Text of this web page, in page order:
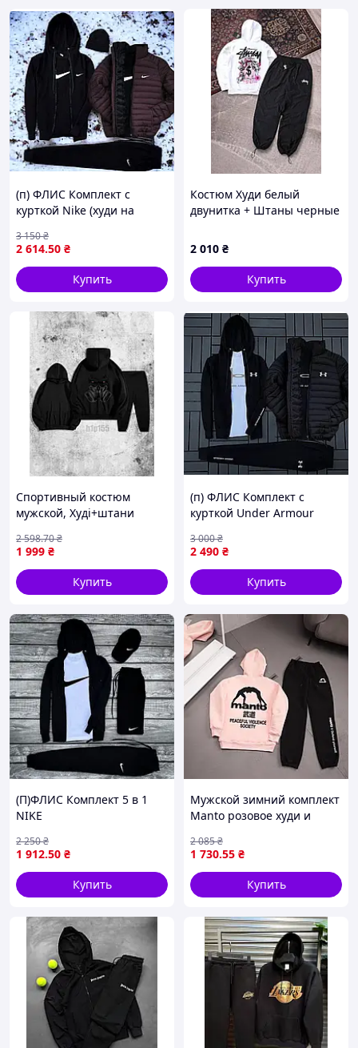
(п) ФЛИС Комплект с
курткой Nike (худи на
2 614.50 ₴
3 150₴
Купить
Костюм Худи белый
двунитка + Штаны черные
STUSSY MONEY
2 010 ₴
Купить
Спортивный костюм
мужской, Худі+штани
1 999 ₴
2 598.70₴
Купить
(п) ФЛИС Комплект с
курткой Under Armour
2 490 ₴
3 000₴
Купить
(П)ФЛИС Комплект 5 в 1
NIKE
1 912.50 ₴
2 250₴
Купить
Мужской зимний комплект
Manto розовое худи и
VIOLENCE ART0093
1 730.55 ₴
2 085₴
Купить